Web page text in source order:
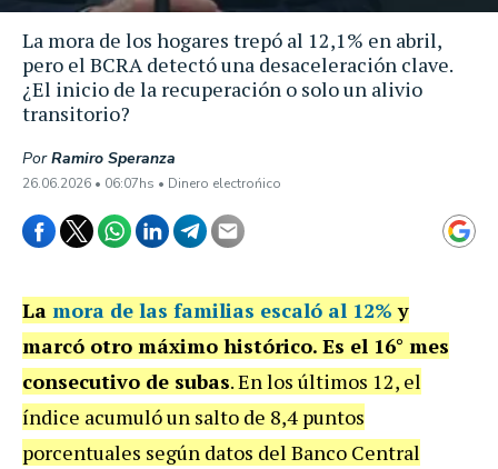
La mora de los hogares trepó al 12,1% en abril,
pero el BCRA detectó una desaceleración clave.
¿El inicio de la recuperación o solo un alivio
transitorio?
PorRamiro Speranza
26.06.2026 • 06:07hs • Dinero electrońico
La mora de las familias escaló al 12% y
marcó otro máximo histórico. Es el 16° mes
consecutivo de subas. En los últimos 12, el
índice acumuló un salto de 8,4 puntos
porcentuales según datos del Banco Central